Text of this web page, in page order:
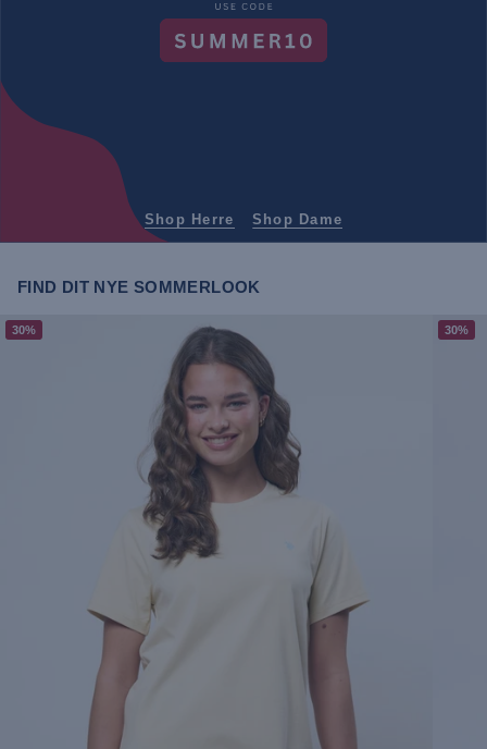
Shop Herre Shop Dame
FIND DIT NYE SOMMERLOOK
30% 30%